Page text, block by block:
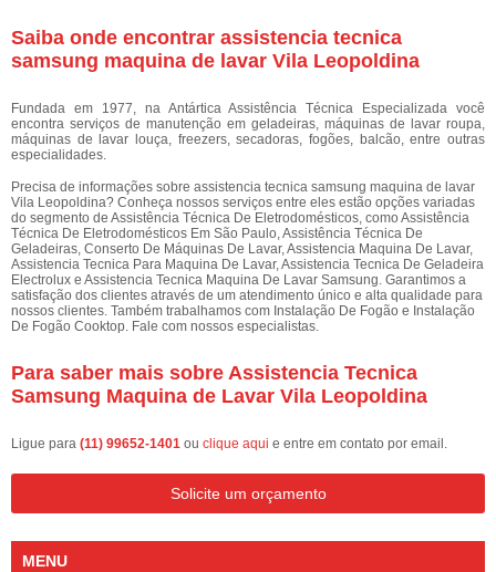
Saiba onde encontrar assistencia tecnica
samsung maquina de lavar Vila Leopoldina
Fundada em 1977, na Antártica Assistência Técnica Especializada você
encontra serviços de manutenção em geladeiras, máquinas de lavar roupa,
máquinas de lavar louça, freezers, secadoras, fogões, balcão, entre outras
especialidades.
Precisa de informações sobre assistencia tecnica samsung maquina de lavar
Vila Leopoldina? Conheça nossos serviços entre eles estão opções variadas
do segmento de Assistência Técnica De Eletrodomésticos, como Assistência
Técnica De Eletrodomésticos Em São Paulo, Assistência Técnica De
Geladeiras, Conserto De Máquinas De Lavar, Assistencia Maquina De Lavar,
Assistencia Tecnica Para Maquina De Lavar, Assistencia Tecnica De Geladeira
Electrolux e Assistencia Tecnica Maquina De Lavar Samsung. Garantimos a
satisfação dos clientes através de um atendimento único e alta qualidade para
nossos clientes. Também trabalhamos com Instalação De Fogão e Instalação
De Fogão Cooktop. Fale com nossos especialistas.
Para saber mais sobre Assistencia Tecnica
Samsung Maquina de Lavar Vila Leopoldina
Ligue para (11) 99652-1401 ou clique aqui e entre em contato por email.
Solicite um orçamento
MENU